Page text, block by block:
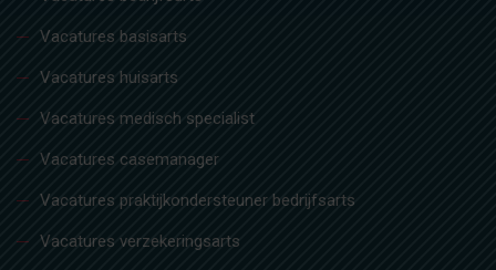
Vacatures basisarts
Vacatures huisarts
Vacatures medisch specialist
Vacatures casemanager
Vacatures praktijkondersteuner bedrijfsarts
Vacatures verzekeringsarts